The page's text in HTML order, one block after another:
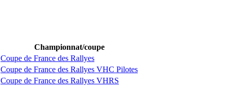
Championnat/coupe
Coupe de France des Rallyes
Coupe de France des Rallyes VHC Pilotes
Coupe de France des Rallyes VHRS